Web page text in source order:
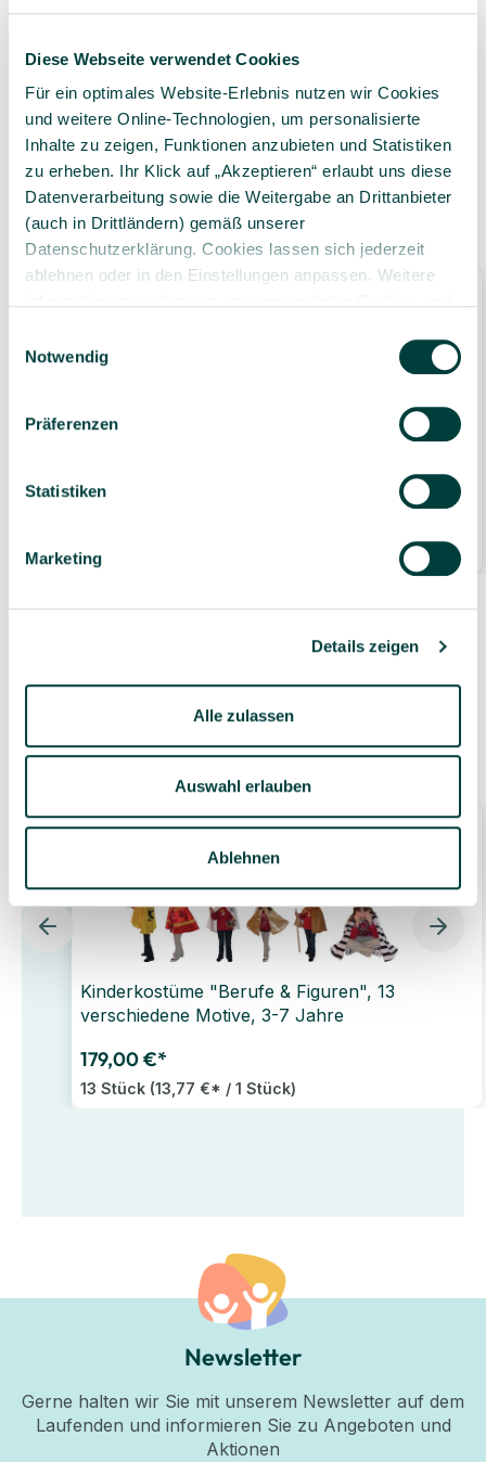
Diese Webseite verwendet Cookies
Für ein optimales Website-Erlebnis nutzen wir Cookies
und weitere Online-Technologien, um personalisierte
Inhalte zu zeigen, Funktionen anzubieten und Statistiken
zu erheben. Ihr Klick auf „Akzeptieren“ erlaubt uns diese
Datenverarbeitung sowie die Weitergabe an Drittanbieter
(auch in Drittländern) gemäß unserer
Datenschutzerklärung. Cookies lassen sich jederzeit
ablehnen oder in den Einstellungen anpassen. Weitere
schutz­erklärung
Notwendig
Präferenzen
Statistiken
Marketing
Details zeigen
Alle zulassen
Auswahl erlauben
Ablehnen
Geprüfte Lieferkette
1-3 Werktage Lieferzeit
eigenen Lager
Ähnliche Produkte
1 Stück
Zubehör
Kinderkostüme "Berufe & Figuren", 13
verschiedene Motive, 3-7 Jahre
179,00 €*
13 Stück (13,77 €* / 1 Stück)
Newsletter
Gerne halten wir Sie mit unserem Newsletter auf dem
Laufenden und informieren Sie zu Angeboten und
Aktionen